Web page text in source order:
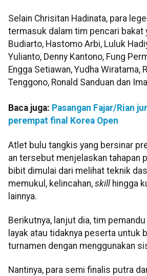
Selain Chrisitan Hadinata, para
termasuk dalam tim pencari bakat
Budiarto, Hastomo Arbi, Luluk
Yulianto, Denny Kantono, Fung
Engga Setiawan, Yudha Wiratama,
Tenggono, Ronald Sanduan dan
Baca juga: Pasangan Fajar/Rian
perempat final Korea Open
Atlet bulu tangkis yang bersinar
an tersebut menjelaskan tahapan
bibit dimulai dari melihat teknik
memukul, kelincahan, skillhingga
lainnya.
Berikutnya, lanjut dia, tim
layak atau tidaknya peserta untuk
turnamen dengan menggunakan
Nantinya, para semi finalis putra